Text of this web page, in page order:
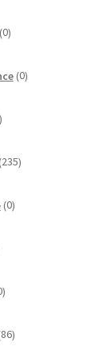
0izdelkov
0izdelkov
235izdelkov
0izdelkov
izdelkov
86izdelkov